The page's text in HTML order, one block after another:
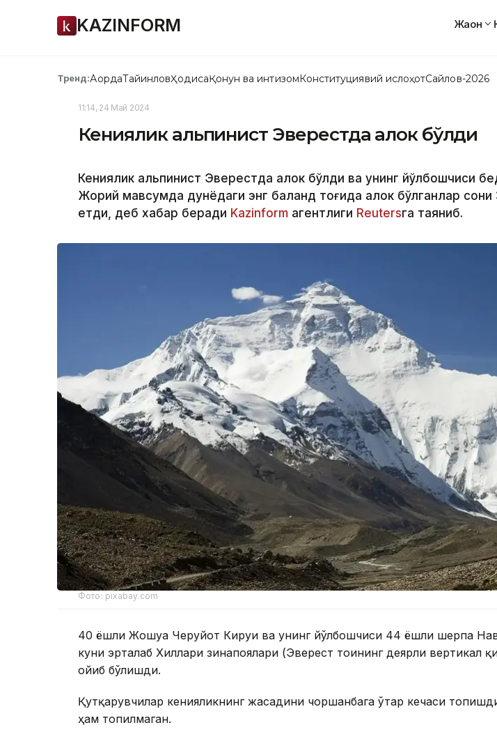
KAZINFORM Жаҳон
Тренд:АқордаТайинловҲодисаҚонун ва интизомКонституциявий ислоҳотСайлов-2026
11:14, 24 Май 2024
Кениялик альпинист Эверестда ҳалок бўлди
Кениялик альпинист Эверестда ҳалок бўлди ва унинг йўлбошчиси
Жорий мавсумда дунёдаги энг баланд тоғида ҳалок бўлганлар сони
етди, деб хабар беради Kazinform агентлиги Reutersга таяниб.
Фото: pixabay.com
40 ёшли Жошуа Черуйот Кируи ва унинг йўлбошчиси 44 ёшли шерпа
куни эрталаб Хиллари зинапоялари (Эверест тоғининг деярли вертикал
ғойиб бўлишди.
Қутқарувчилар кенияликнинг жасадини чоршанбага ўтар кечаси
ҳам топилмаган.